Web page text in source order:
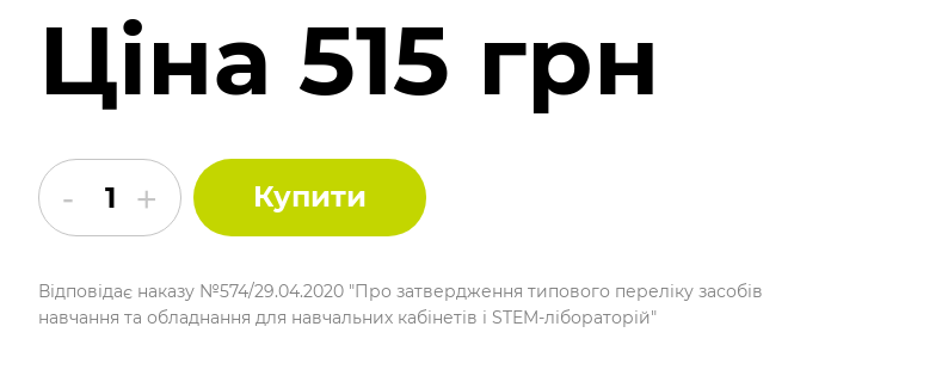
Ціна 515 грн
Купити
Відповідає наказу №574/29.04.2020 "Про затвердження типового переліку засобів
навчання та обладнання для навчальних кабінетів і STEM-лібораторій"